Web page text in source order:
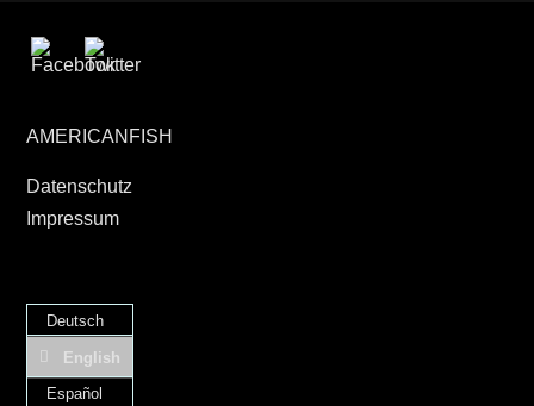
AMERICANFISH
Datenschutz
Impressum
Deutsch
English
Español